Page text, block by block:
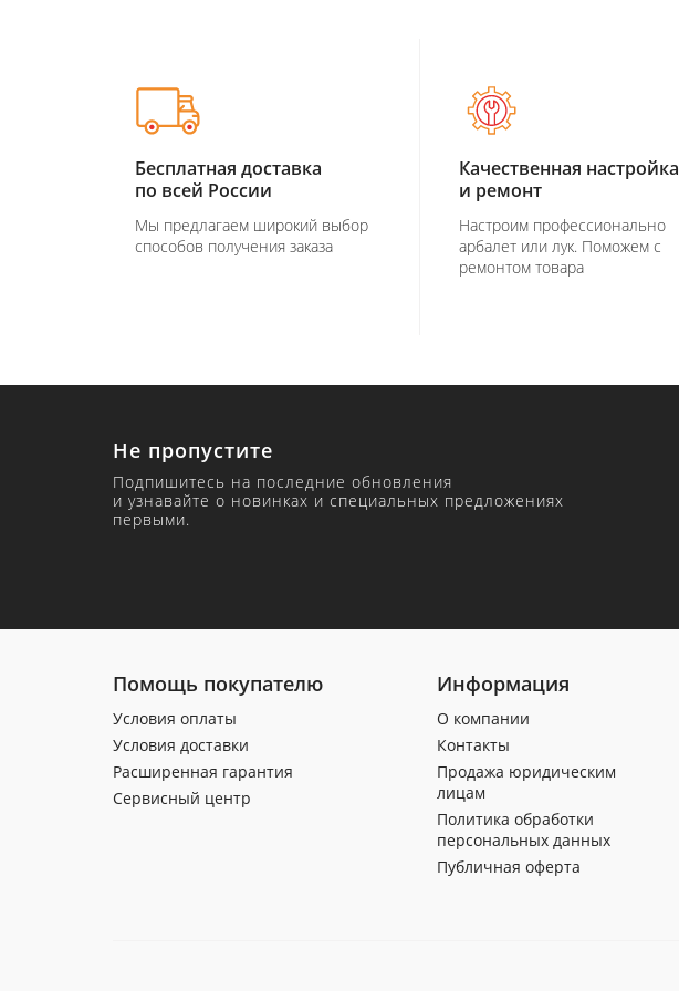
Бесплатная доставка
по всей России
Мы предлагаем широкий выбор
способов получения заказа
Качественная настройка
и ремонт
Настроим профессионально
арбалет или лук. Поможем с
ремонтом товара
Не пропустите
Подпишитесь на последние обновления
и узнавайте о новинках и специальных предложениях
первыми.
Помощь покупателю
Условия оплаты
Условия доставки
Расширенная гарантия
Сервисный центр
Информация
О компании
Контакты
Продажа юридическим
лицам
Политика обработки
персональных данных
Публичная оферта